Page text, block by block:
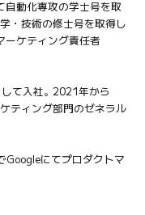
動化専攻の学士号を取
・技術の修士号を取得し
ーケティング責任者
て入社。2021年から
ティング部門のゼネラル
にてプロダクトマ